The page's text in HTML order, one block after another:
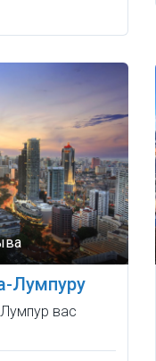
Лумпуру
вас